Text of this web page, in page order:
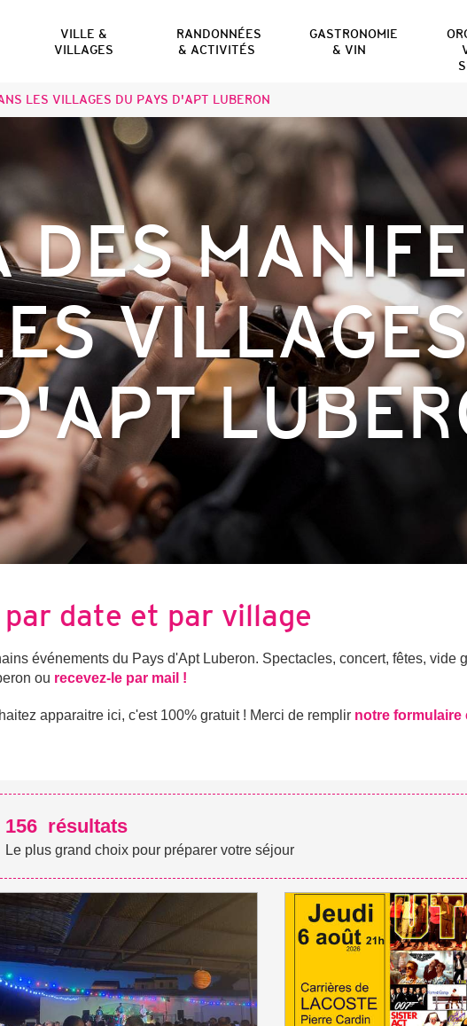
VILLE &
VILLAGES
RANDONNÉES
& ACTIVITÉS
GASTRONOMIE
& VIN
LES VILLAGES DU PAYS D'APT LUBERON
DES
date et par village
événements du Pays d'Apt Luberon. Spectacles, concert, fêtes, vide
ou recevez-le par mail !
apparaitre ici, c'est 100% gratuit ! Merci de remplir notre formulaire
156 résultats
Le plus grand choix pour préparer votre séjour